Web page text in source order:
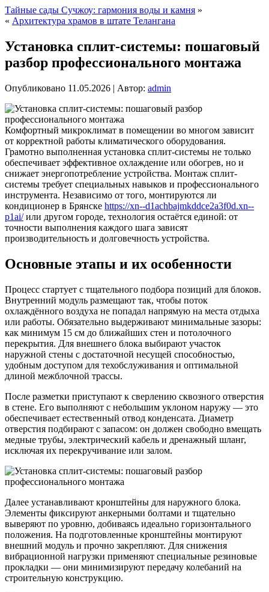
Тайные сады Сучжоу: гармония воды и камня »
« Архитектура храмов в штате Телангана
Установка сплит-системы: пошаговый
разбор профессионального монтажа
Опубликовано 11.05.2026 | Автор: admin
Комфортный микроклимат в помещении во многом зависит
от корректной работы климатического оборудования.
Грамотно выполненная установка сплит-системы не только
обеспечивает эффективное охлаждение или обогрев, но и
снижает энергопотребление устройства. Монтаж сплит-
системы требует специальных навыков и профессионального
инструмента. Независимо от того, монтируются ли
кондиционер в Брянске https://xn--d1achbajmkddce2a3f0d.xn--
p1ai/или другом городе, технология остаётся единой: от
точности выполнения каждого шага зависят
производительность и долговечность устройства.
Основные этапы и их особенности
Процесс стартует с тщательного подбора позиций для блоков.
Внутренний модуль размещают так, чтобы поток
охлаждённого воздуха не попадал напрямую на места отдыха
или работы. Обязательно выдерживают минимальные зазоры:
как минимум 15 см до ближайших стен и потолочного
перекрытия. Для внешнего блока выбирают участок
наружной стены с достаточной несущей способностью,
удобным доступом для техобслуживания и оптимальной
длиной межблочной трассы.
После разметки приступают к сверлению сквозного отверстия
в стене. Его выполняют с небольшим уклоном наружу — это
обеспечивает естественный отвод конденсата. Диаметр
отверстия подбирают с запасом: он должен свободно вмещать
медные трубы, электрический кабель и дренажный шланг,
исключая их перекручивание или залом.
Далее устанавливают кронштейны для наружного блока.
Элементы фиксируют анкерными болтами и тщательно
выверяют по уровню, добиваясь идеально горизонтального
положения. На подготовленные кронштейны монтируют
внешний модуль и прочно закрепляют. Для снижения
вибрационной нагрузки применяют специальные резиновые
прокладки — они минимизируют передачу колебаний на
строительную конструкцию.